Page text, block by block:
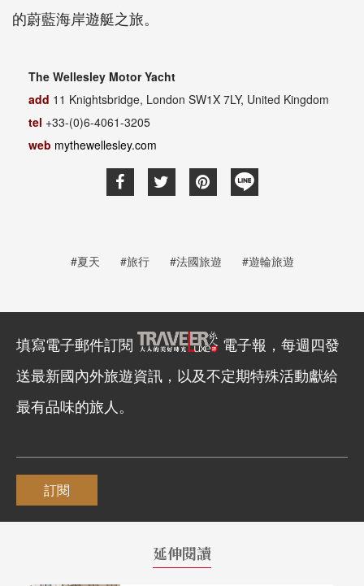
的蔚藍海岸遊艇之旅。
The Wellesley Motor Yacht
add 11 Knightsbridge, London SW1X 7LY, United Kingdom
tel +33-(0)6-4061-3205
web mythewellesley.com
#夏天 #旅行 #法國旅遊 #遊輪旅遊
填寫電子郵件訂閱
電子報，每週四發
送最新國內外旅遊資訊，以及不定期特殊活動獻給
最有品味的旅人。
訂閱
延伸閱讀